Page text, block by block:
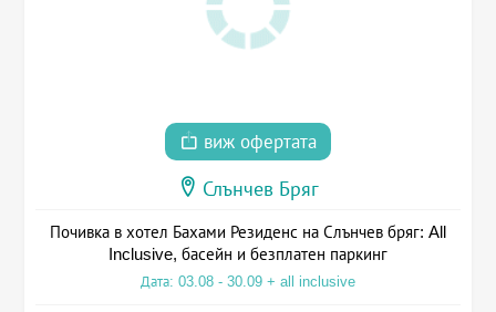
виж офертата
Слънчев Бряг
Почивка в хотел Бахами Резиденс на Слънчев бряг: All
Inclusive, басейн и безплатен паркинг
Дата: 03.08 - 30.09 + all inclusive